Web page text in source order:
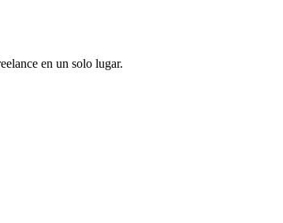
en un solo lugar.